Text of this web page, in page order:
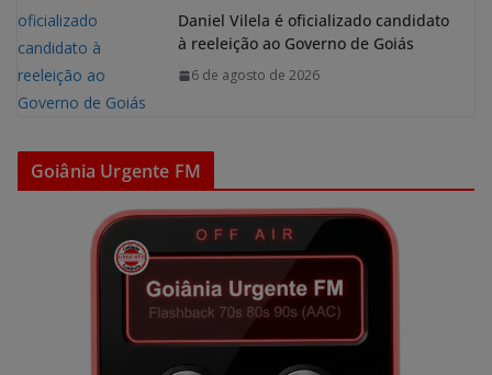
Daniel Vilela é oficializado candidato
à reeleição ao Governo de Goiás
6 de agosto de 2026
Goiânia Urgente FM